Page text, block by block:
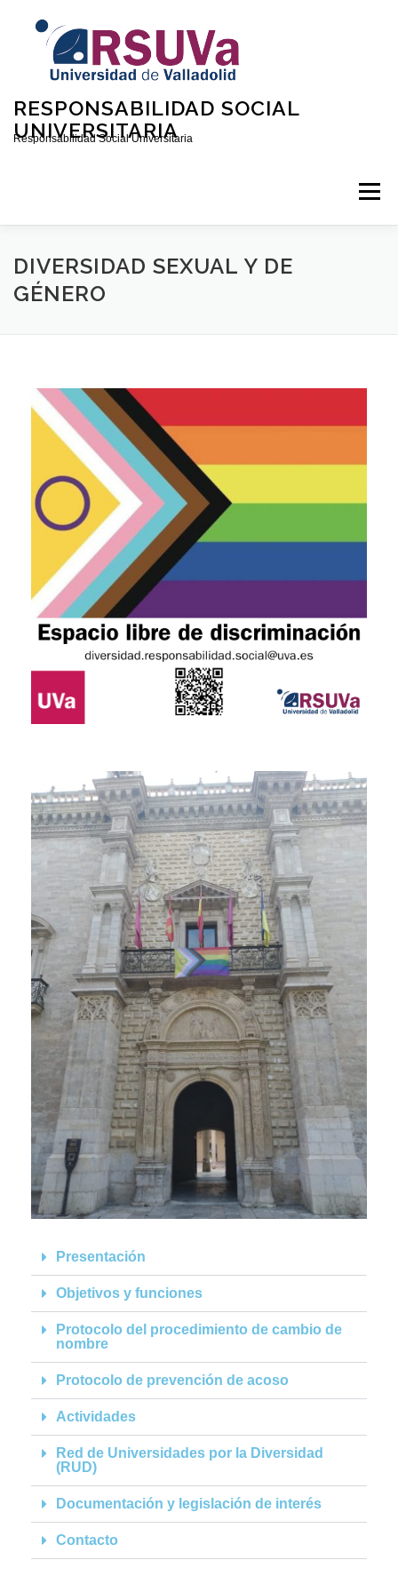
RESPONSABILIDAD SOCIAL
UNIVERSITARIA
Responsabilidad Social Universitaria
Menú
INICIO QUIÉNES SOMOS CONTACTO
DOCUMENTOS SOBRE RSU EN LA UVA
DIVERSIDAD SEXUAL Y DE
GÉNERO
Presentación
Objetivos y funciones
Protocolo del procedimiento de cambio de
nombre
Protocolo de prevención de acoso
Actividades
Red de Universidades por la Diversidad
(RUD)
Documentación y legislación de interés
Contacto